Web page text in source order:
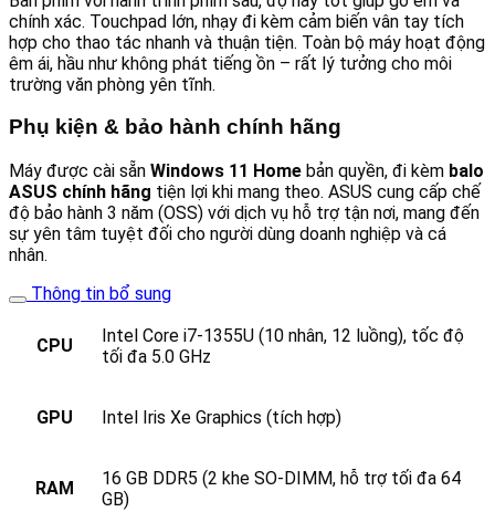
chính xác. Touchpad lớn, nhạy đi kèm cảm biến vân tay tích
hợp cho thao tác nhanh và thuận tiện. Toàn bộ máy hoạt động
êm ái, hầu như không phát tiếng ồn – rất lý tưởng cho môi
trường văn phòng yên tĩnh.
Phụ kiện & bảo hành chính hãng
Máy được cài sẵn Windows 11 Home bản quyền, đi kèm balo
ASUS chính hãng tiện lợi khi mang theo. ASUS cung cấp chế
độ bảo hành 3 năm (OSS) với dịch vụ hỗ trợ tận nơi, mang đến
sự yên tâm tuyệt đối cho người dùng doanh nghiệp và cá
nhân.
Thông tin bổ sung
CPU
Intel Core i7-1355U (10 nhân, 12 luồng), tốc độ
tối đa 5.0 GHz
GPU Intel Iris Xe Graphics (tích hợp)
RAM
16 GB DDR5 (2 khe SO-DIMM, hỗ trợ tối đa 64
GB)